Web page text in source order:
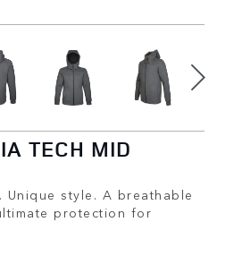
TECH MID
Unique style. A breathable
protection for